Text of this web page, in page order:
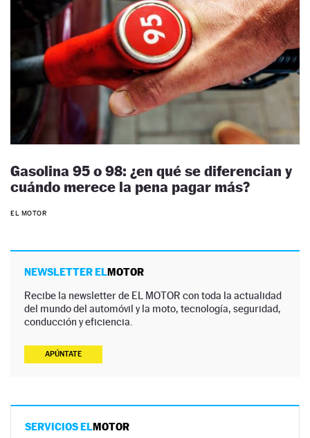
Gasolina 95 o 98: ¿en qué se diferencian y
cuándo merece la pena pagar más?
EL MOTOR
NEWSLETTER ELMOTOR
Recibe la newsletter de EL MOTOR con toda la actualidad
del mundo del automóvil y la moto, tecnología, seguridad,
conducción y eficiencia.
APÚNTATE
SERVICIOS ELMOTOR